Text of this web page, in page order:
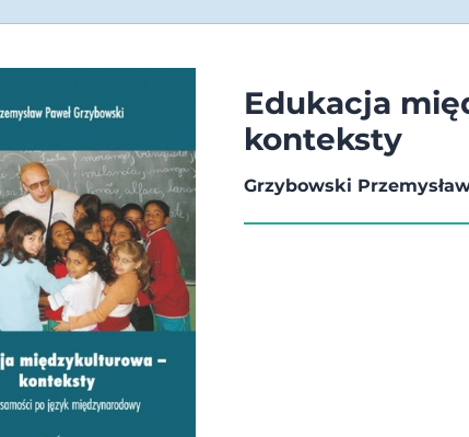
Edukacja
konteksty
Grzybowski